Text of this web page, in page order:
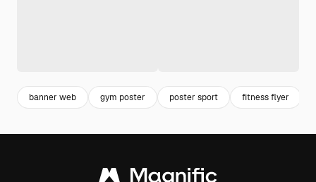
banner web gym poster poster sport fitness flyer